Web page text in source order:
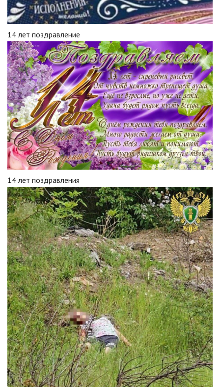
14 лет поздравление
14 лет поздравления